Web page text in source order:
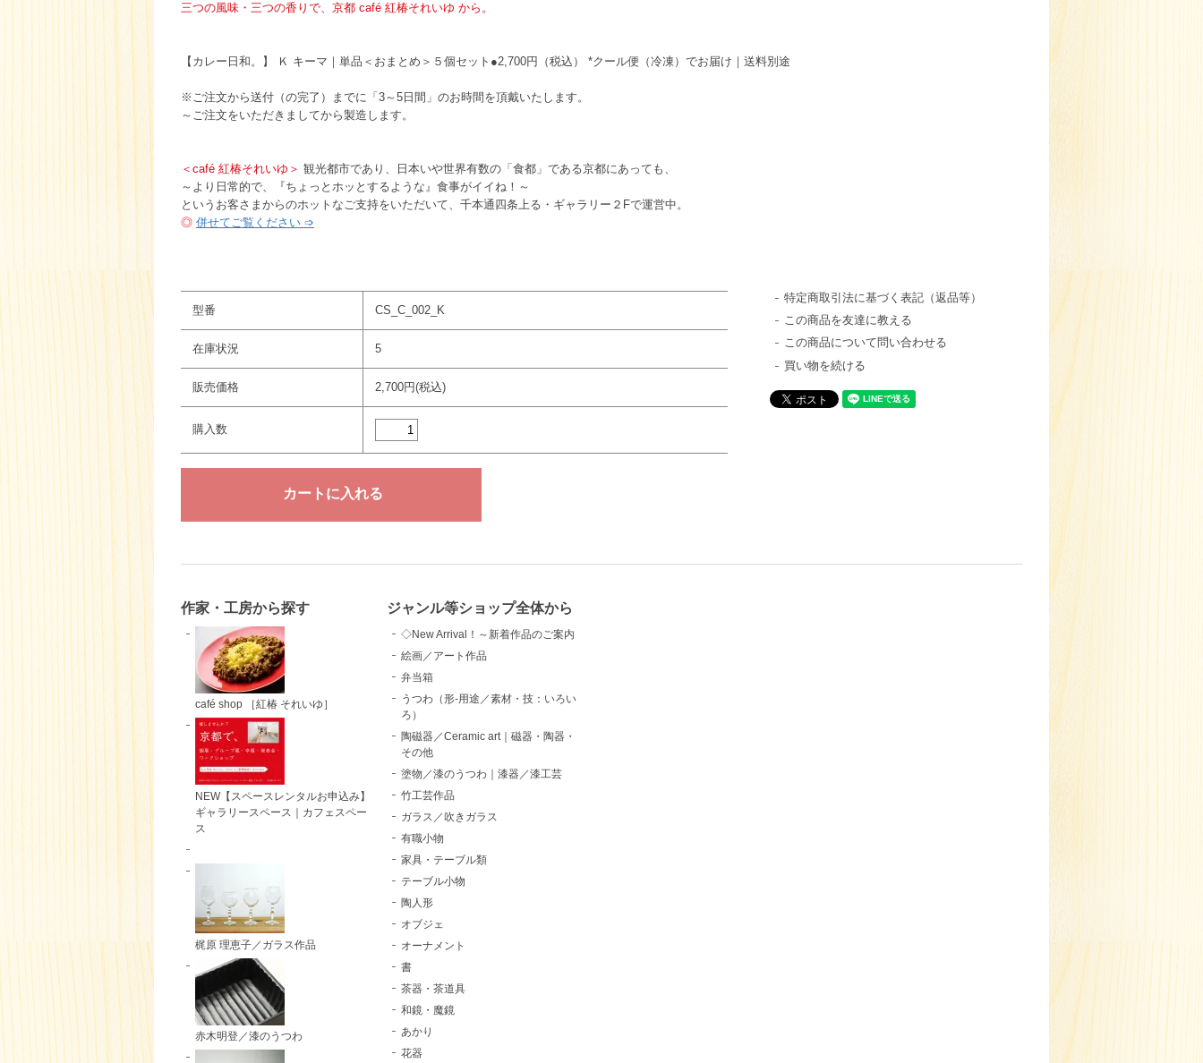
三つの風味・三つの香りで、京都 café 紅椿それいゆ から。
【カレー日和。】 Ｋ キーマ｜単品＜おまとめ＞５個セット●2,700円（税込） *クール便（冷凍）でお届け｜送料別途
※ご注文から送付（の完了）までに「3～5日間」のお時間を頂戴いたします。
～ご注文をいただきましてから製造します。
＜café 紅椿それいゆ＞ 観光都市であり、日本いや世界有数の「食都」である京都にあっても、
～より日常的で、『ちょっとホッとするような』食事がイイね！～
というお客さまからのホットなご支持をいただいて、千本通四条上る・ギャラリー２Fで運営中。
◎ 併せてご覧ください ➩
型番 CS_C_002_K
在庫状況 5
販売価格 2,700円(税込)
購入数
特定商取引法に基づく表記（返品等）
この商品を友達に教える
この商品について問い合わせる
買い物を続ける
作家・工房から探す
café shop ［紅椿 それいゆ］
NEW【スペースレンタルお申込み】
ギャラリースペース｜カフェスペー
ス
梶原 理恵子／ガラス作品
赤木明登／漆のうつわ
ジャンル等ショップ全体から
◇New Arrival！～新着作品のご案内
絵画／アート作品
弁当箱
うつわ（形-用途／素材・技：いろい
ろ）
陶磁器／Ceramic art｜磁器・陶器・
その他
塗物／漆のうつわ｜漆器／漆工芸
竹工芸作品
ガラス／吹きガラス
有職小物
家具・テーブル類
テーブル小物
陶人形
オブジェ
オーナメント
書
茶器・茶道具
和鏡・魔鏡
あかり
花器